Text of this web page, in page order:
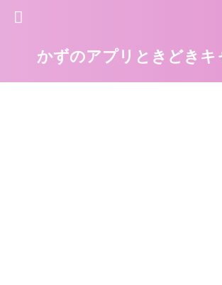
かずのアプリときどきキ